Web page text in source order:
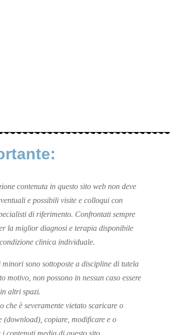
contenuta in questo sito web non deve
e possibili visite e colloqui con
di riferimento. Confrontati sempre
la miglior diagnosi e terapia disponibile
clinica individuale.
minori sono sottoposte a discipline di tutela
motivo, non possono in nessun caso essere
altri spazi.
che è severamente vietato scaricare o
(download), copiare, modificare e o